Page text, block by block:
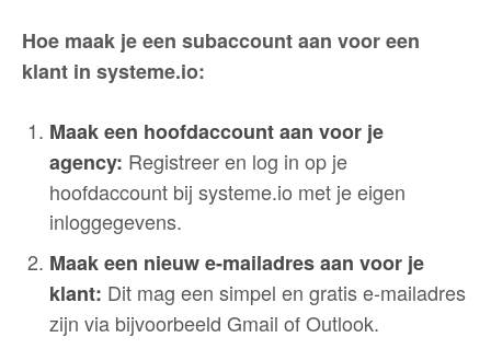
Hoe maak je een subaccount aan voor een
klant in systeme.io:
Maak een hoofdaccount aan voor je
agency: Registreer en log in op je
hoofdaccount bij systeme.io met je eigen
inloggegevens.
Maak een nieuw e-mailadres aan voor je
klant: Dit mag een simpel en gratis e-mailadres
zijn via bijvoorbeeld Gmail of Outlook.